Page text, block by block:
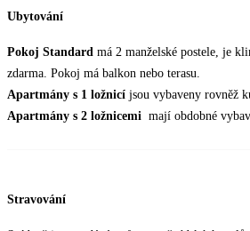
Ubytování
Pokoj Standard má 2 manželské postele, je
zdarma. Pokoj má balkon nebo terasu.
Apartmány s 1 ložnicí jsou vybaveny rovněž
Apartmány s 2 ložnicemi mají obdobné
Stravování